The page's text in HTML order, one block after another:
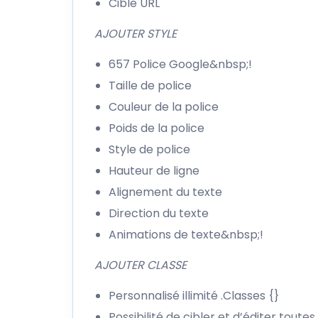
AJOUTER STYLE
657 Police Google&nbsp;!
Taille de police
Couleur de la police
Poids de la police
Style de police
Hauteur de ligne
Alignement du texte
Direction du texte
Animations de texte&nbsp;!
AJOUTER CLASSE
Personnalisé illimité .Classes {}